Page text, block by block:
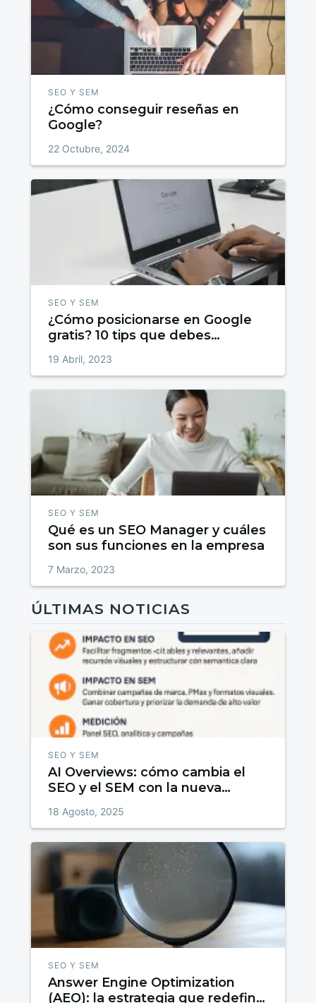
SEO Y SEM
¿Cómo conseguir reseñas en
Google?
22 Octubre, 2024
SEO Y SEM
¿Cómo posicionarse en Google
gratis? 10 tips que debes
19 Abril, 2023
SEO Y SEM
Qué es un SEO Manager y cuáles
son sus funciones en la empresa
7 Marzo, 2023
ÚLTIMAS NOTICIAS
SEO Y SEM
AI Overviews: cómo cambia el
SEO y el SEM con la nueva
18 Agosto, 2025
SEO Y SEM
Answer Engine Optimization
(AEO): la estrategia que redefine